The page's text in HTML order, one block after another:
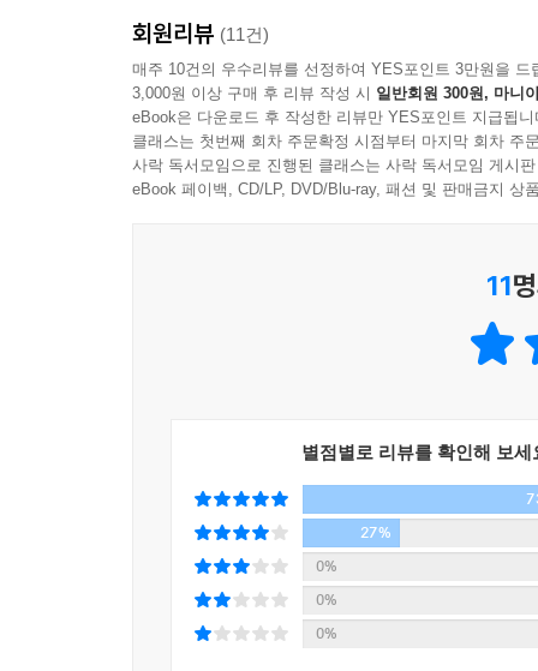
품격과 편의, 작품의 개성을 그대로 드러낸 디자인
편의성을 강조한 소프트커버로 만들었으나, 열린
책도 있지만 실로 꿰매어 책이 갈라지거니 낱장이
있도록 주문 제작한 박스에는 책과 함께 30주년 기
열린책들은 [원전 완역]과 [전작 출간]의 원칙
작품 여섯 권과 현대의 고전 작품 여섯 권을 선정
실제로는 각 권이 대중성, 영웅, 지식, 현대성이
세트의 구성
고전이 된 작품
지적인 탐구
회원리뷰 (11건)
매주 10건의 우수리뷰를 선정하여 YES포인트 3만원을 드
3,000원 이상 구매 후 리뷰 작성 시 일반회원 300원, 마니
eBook은 다운로드 후 작성한 리뷰만 YES포인트 지급됩니
클래스는 첫번째 회차 주문확정 시점부터 마지막 회차 주
사락 독서모임으로 진행된 클래스는 사락 독서모임 게시
eBook 페이백, CD/LP, DVD/Blu-ray, 패션 및 판매금지 상
11
별점별로 리뷰를 확인해 보세
27%
0%
0%
0%